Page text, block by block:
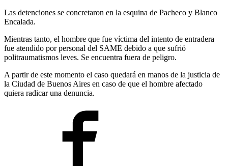
Las detenciones se concretaron en la esquina de Pacheco y Blanco
Encalada.
Mientras tanto, el hombre que fue víctima del intento de entradera
fue atendido por personal del SAME debido a que sufrió
politraumatismos leves. Se encuentra fuera de peligro.
A partir de este momento el caso quedará en manos de la justicia de
la Ciudad de Buenos Aires en caso de que el hombre afectado
quiera radicar una denuncia.